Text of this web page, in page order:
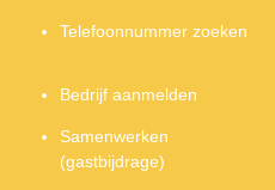
Telefoonnummer zoeken
Bedrijf aanmelden
Samenwerken
(gastbijdrage)